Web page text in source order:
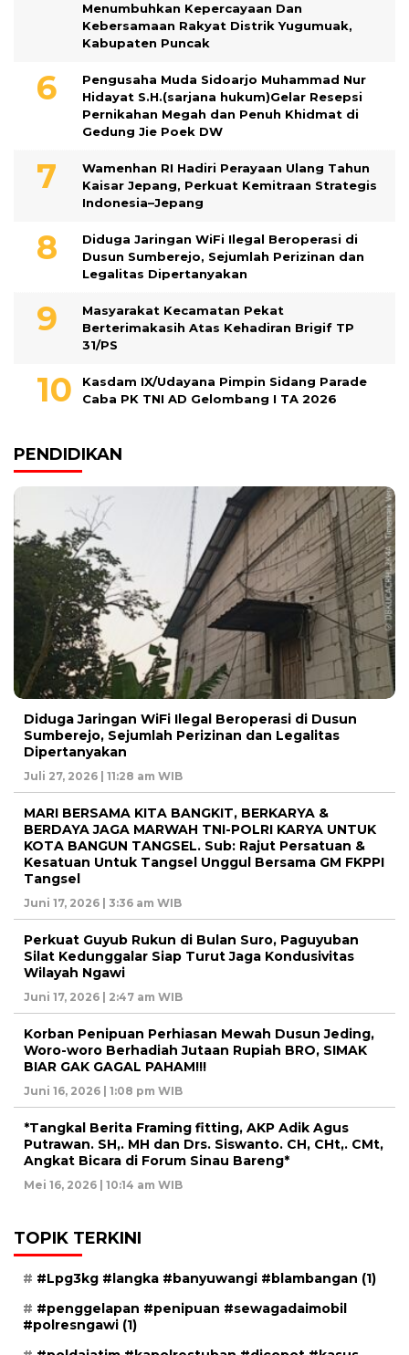
Menumbuhkan Kepercayaan Dan
Kebersamaan Rakyat Distrik Yugumuak,
Kabupaten Puncak
Pengusaha Muda Sidoarjo Muhammad Nur
Hidayat S.H.(sarjana hukum)Gelar Resepsi
Pernikahan Megah dan Penuh Khidmat di
Gedung Jie Poek DW
Wamenhan RI Hadiri Perayaan Ulang Tahun
Kaisar Jepang, Perkuat Kemitraan Strategis
Indonesia–Jepang
Diduga Jaringan WiFi Ilegal Beroperasi di
Dusun Sumberejo, Sejumlah Perizinan dan
Legalitas Dipertanyakan
Masyarakat Kecamatan Pekat
Berterimakasih Atas Kehadiran Brigif TP
31/PS
Kasdam IX/Udayana Pimpin Sidang Parade
Caba PK TNI AD Gelombang I TA 2026
PENDIDIKAN
Diduga Jaringan WiFi Ilegal Beroperasi di Dusun
Sumberejo, Sejumlah Perizinan dan Legalitas
Dipertanyakan
Juli 27, 2026 | 11:28 am WIB
MARI BERSAMA KITA BANGKIT, BERKARYA &
BERDAYA JAGA MARWAH TNI-POLRI KARYA UNTUK
KOTA BANGUN TANGSEL. Sub: Rajut Persatuan &
Kesatuan Untuk Tangsel Unggul Bersama GM FKPPI
Tangsel
Juni 17, 2026 | 3:36 am WIB
Perkuat Guyub Rukun di Bulan Suro, Paguyuban
Silat Kedunggalar Siap Turut Jaga Kondusivitas
Wilayah Ngawi
Juni 17, 2026 | 2:47 am WIB
Korban Penipuan Perhiasan Mewah Dusun Jeding,
Woro-woro Berhadiah Jutaan Rupiah BRO, SIMAK
BIAR GAK GAGAL PAHAM!!!
Juni 16, 2026 | 1:08 pm WIB
*Tangkal Berita Framing fitting, AKP Adik Agus
Putrawan. SH,. MH dan Drs. Siswanto. CH, CHt,. CMt,
Angkat Bicara di Forum Sinau Bareng*
Mei 16, 2026 | 10:14 am WIB
TOPIK TERKINI
#Lpg3kg #langka #banyuwangi #blambangan (1)
#penggelapan #penipuan #sewagadaimobil
#polresngawi (1)